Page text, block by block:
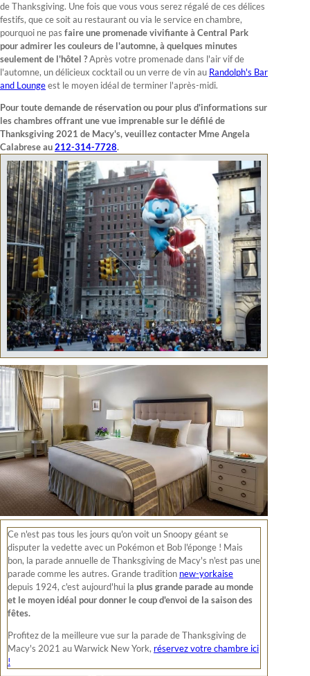
Ce n'est pas tous les jours qu'on voit un Snoopy géant se
disputer la vedette avec un Pokémon et Bob l'éponge ! Mais
bon, la parade annuelle de Thanksgiving de Macy's n'est pas une
parade comme les autres. Grande tradition new-yorkaise
depuis 1924, c'est aujourd'hui la plus grande parade au monde
et le moyen idéal pour donner le coup d'envoi de la saison des
fêtes.
Profitez de la meilleure vue sur la parade de Thanksgiving de
Macy's 2021 au Warwick New York, réservez votre chambre ici
!
de Thanksgiving. Une fois que vous vous serez régalé de ces délices
festifs, que ce soit au restaurant ou via le service en chambre,
pourquoi ne pas faire une promenade vivifiante à Central Park
pour admirer les couleurs de l'automne, à quelques minutes
seulement de l'hôtel ?Après votre promenade dans l'air vif de
l'automne, un délicieux cocktail ou un verre de vin au Randolph's Bar
and Loungeest le moyen idéal de terminer l'après-midi.
Pour toute demande de réservation ou pour plus d'informations sur
les chambres offrant une vue imprenable sur le défilé de
Thanksgiving 2021 de Macy's, veuillez contacter Mme Angela
Calabrese au212-314-7728.